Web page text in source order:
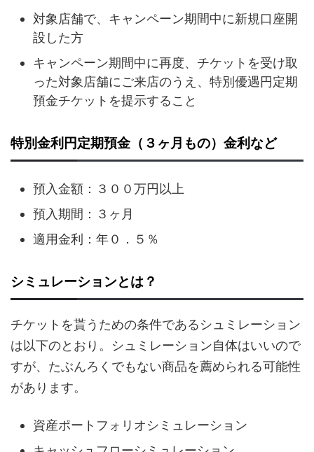
対象店舗で、キャンペーン期間中に新規口座開
設した方
キャンペーン期間中に再度、チケットを受け取
った対象店舗にご来店のうえ、特別優遇円定期
預金チケットを提示すること
特別金利円定期預金（３ヶ月もの）金利など
預入金額：３００万円以上
預入期間：３ヶ月
適用金利：年０．５％
シミュレーションとは？
チケットを貰うための条件であるシュミレーション
は以下のとおり。シュミレーション自体はいいので
すが、たぶんろくでもない商品を薦められる可能性
があります。
資産ポートフォリオシミュレーション